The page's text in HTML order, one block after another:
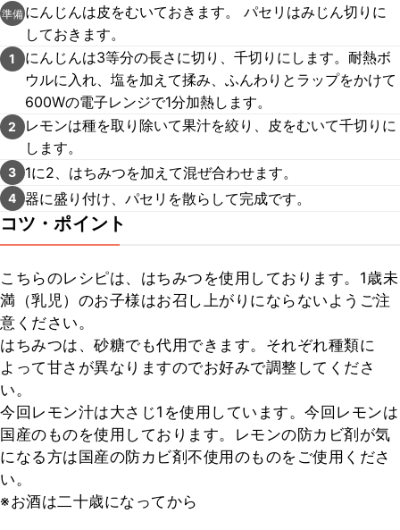
準備 にんじんは皮をむいておきます。 パセリはみじん切りに
しておきます。
1
にんじんは3等分の長さに切り、千切りにします。耐熱ボ
ウルに入れ、塩を加えて揉み、ふんわりとラップをかけて
600Wの電子レンジで1分加熱します。
2
レモンは種を取り除いて果汁を絞り、皮をむいて千切りに
します。
3 1に2、はちみつを加えて混ぜ合わせます。
4 器に盛り付け、パセリを散らして完成です。
コツ・ポイント
こちらのレシピは、はちみつを使用しております。1歳未
満（乳児）のお子様はお召し上がりにならないようご注
意ください。
はちみつは、砂糖でも代用できます。それぞれ種類に
よって甘さが異なりますのでお好みで調整してくださ
い。
今回レモン汁は大さじ1を使用しています。今回レモンは
国産のものを使用しております。レモンの防カビ剤が気
になる方は国産の防カビ剤不使用のものをご使用くださ
い。
※お酒は二十歳になってから